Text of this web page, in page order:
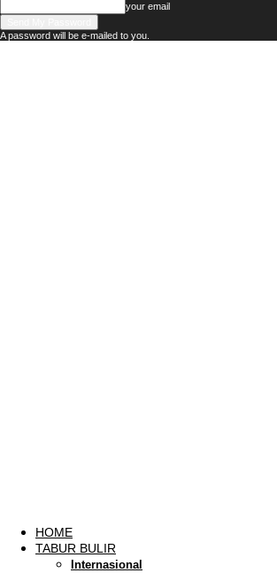
your email
A password will be e-mailed to you.
HOME
TABUR BULIR
Internasional